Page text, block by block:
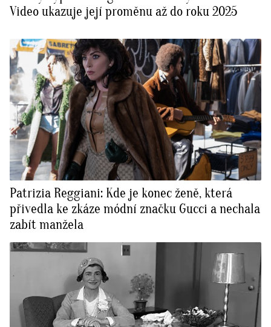
Video ukazuje její proměnu až do roku 2025
Patrizia Reggiani: Kde je konec ženě, která
přivedla ke zkáze módní značku Gucci a nechala
zabít manžela